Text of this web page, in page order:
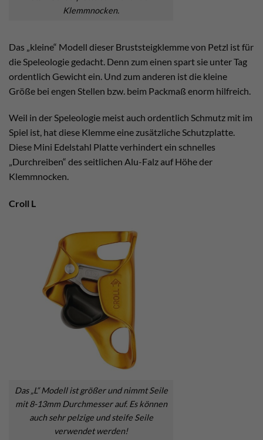
Klemmnocken.
Das „kleine“ Modell dieser Bruststeigklemme von Petzl ist für
die Speleologie gedacht. Denn zum einen spart sie unter Tag
ordentlich Gewicht ein. Und zum anderen ist die kleine
Größe bei engen Stellen bzw. beim Packmaß enorm hilfreich.
Weil in der Speleologie meist auch ordentlich Schmutz mit im
Spiel ist, hat diese Klemme eine zusätzliche Schutzplatte.
Diese Mini Edelstahl Platte verhindert ein schnelles
„Durchreiben“ des seitlichen Alu-Falz auf Höhe der
Klemmnocken.
Croll L
Das „L“ Modell ist größer und nimmt Seile
mit 8-13mm Durchmesser auf. Es können
auch sehr pelzige und steife Seile
verwendet werden!